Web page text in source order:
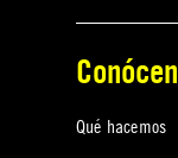
Qué hacemos